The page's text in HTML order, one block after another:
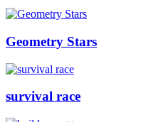
Geometry Stars
survival race